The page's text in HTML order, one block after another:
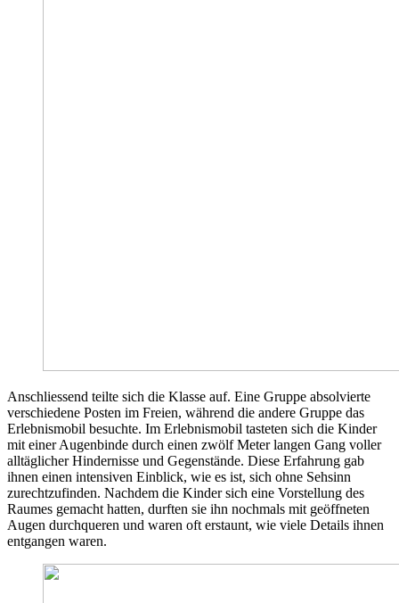
Anschliessend teilte sich die Klasse auf. Eine Gruppe absolvierte
verschiedene Posten im Freien, während die andere Gruppe das
Erlebnismobil besuchte. Im Erlebnismobil tasteten sich die Kinder
mit einer Augenbinde durch einen zwölf Meter langen Gang voller
alltäglicher Hindernisse und Gegenstände. Diese Erfahrung gab
ihnen einen intensiven Einblick, wie es ist, sich ohne Sehsinn
zurechtzufinden. Nachdem die Kinder sich eine Vorstellung des
Raumes gemacht hatten, durften sie ihn nochmals mit geöffneten
Augen durchqueren und waren oft erstaunt, wie viele Details ihnen
entgangen waren.